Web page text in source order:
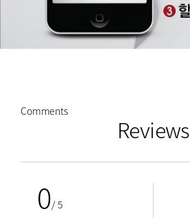
Comments
Reviews
0/ 5
침구류
고국선물
전통한과